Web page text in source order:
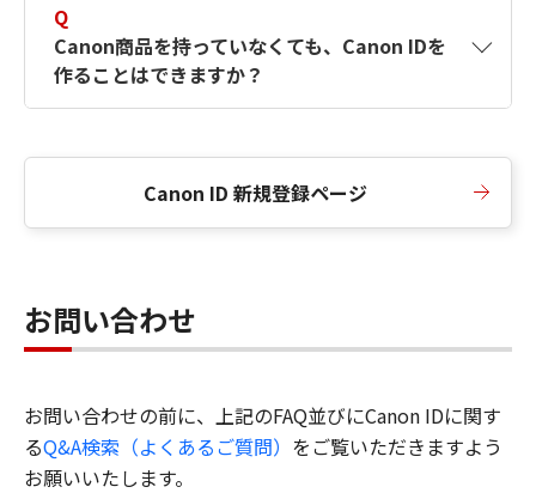
Q
Canon商品を持っていなくても、Canon IDを
作ることはできますか？
Canon ID 新規登録ページ
お問い合わせ
お問い合わせの前に、上記のFAQ並びにCanon IDに関す
るQ&A検索（よくあるご質問） をご覧いただきますよう
お願いいたします。